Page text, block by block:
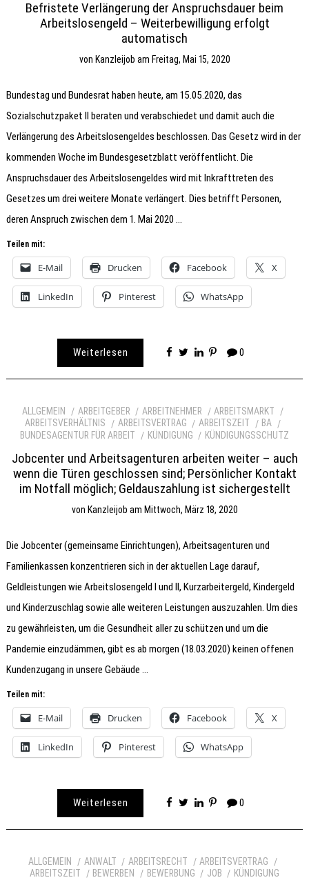
Befristete Verlängerung der Anspruchsdauer beim
Arbeitslosengeld – Weiterbewilligung erfolgt
automatisch
von Kanzleijob am Freitag, Mai 15, 2020
Bundestag und Bundesrat haben heute, am 15.05.2020, das
Sozialschutzpaket II beraten und verabschiedet und damit auch die
Verlängerung des Arbeitslosengeldes beschlossen. Das Gesetz wird in der
kommenden Woche im Bundesgesetzblatt veröffentlicht. Die
Anspruchsdauer des Arbeitslosengeldes wird mit Inkrafttreten des
Gesetzes um drei weitere Monate verlängert. Dies betrifft Personen,
deren Anspruch zwischen dem 1. Mai 2020 …
Teilen mit:
E-Mail Drucken Facebook X
LinkedIn Pinterest WhatsApp
Weiterlesen 0
ALLGEMEIN ARBEITGEBER ARBEITNEHMER
ARBEITSMARKT
ARBEITSVERHÄLTNIS
ARBEITSVERTRAG ARBEITSZEIT
BA
BUNDESAGENTUR FÜR ARBEIT
KÜNDIGUNG KÜNDIGUNGSSCHUTZ
Jobcenter und Arbeitsagenturen arbeiten weiter – auch
wenn die Türen geschlossen sind; Persönlicher Kontakt
im Notfall möglich; Geldauszahlung ist sichergestellt
von Kanzleijob am Mittwoch, März 18, 2020
Die Jobcenter (gemeinsame Einrichtungen), Arbeitsagenturen und
Familienkassen konzentrieren sich in der aktuellen Lage darauf,
Geldleistungen wie Arbeitslosengeld I und II, Kurzarbeitergeld, Kindergeld
und Kinderzuschlag sowie alle weiteren Leistungen auszuzahlen. Um dies
zu gewährleisten, um die Gesundheit aller zu schützen und um die
Pandemie einzudämmen, gibt es ab morgen (18.03.2020) keinen offenen
Kundenzugang in unsere Gebäude …
Teilen mit:
E-Mail Drucken Facebook X
LinkedIn Pinterest WhatsApp
Weiterlesen 0
ALLGEMEIN ANWALT ARBEITSRECHT
ARBEITSVERTRAG
ARBEITSZEIT
BEWERBEN BEWERBUNG JOB KÜNDIGUNG